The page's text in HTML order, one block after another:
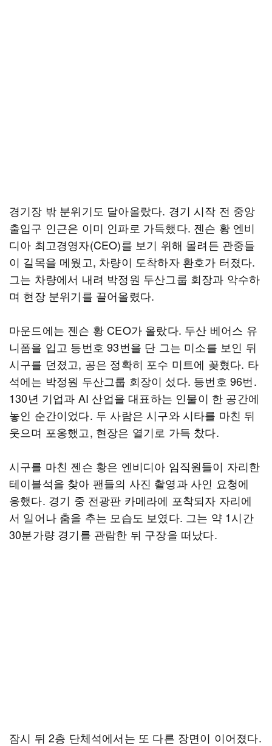
경기장 밖 분위기도 달아올랐다. 경기 시작 전 중앙
출입구 인근은 이미 인파로 가득했다. 젠슨 황 엔비
디아 최고경영자(CEO)를 보기 위해 몰려든 관중들
이 길목을 메웠고, 차량이 도착하자 환호가 터졌다.
그는 차량에서 내려 박정원 두산그룹 회장과 악수하
며 현장 분위기를 끌어올렸다.
마운드에는 젠슨 황 CEO가 올랐다. 두산 베어스 유
니폼을 입고 등번호 93번을 단 그는 미소를 보인 뒤
시구를 던졌고, 공은 정확히 포수 미트에 꽂혔다. 타
석에는 박정원 두산그룹 회장이 섰다. 등번호 96번.
130년 기업과 AI 산업을 대표하는 인물이 한 공간에
놓인 순간이었다. 두 사람은 시구와 시타를 마친 뒤
웃으며 포옹했고, 현장은 열기로 가득 찼다.
시구를 마친 젠슨 황은 엔비디아 임직원들이 자리한
테이블석을 찾아 팬들의 사진 촬영과 사인 요청에
응했다. 경기 중 전광판 카메라에 포착되자 자리에
서 일어나 춤을 추는 모습도 보였다. 그는 약 1시간
30분가량 경기를 관람한 뒤 구장을 떠났다.
잠시 뒤 2층 단체석에서는 또 다른 장면이 이어졌다.